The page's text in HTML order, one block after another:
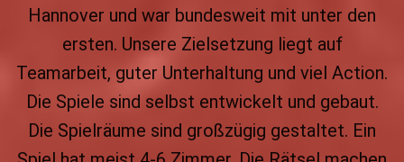
Hannover und war bundesweit mit unter den
ersten. Unsere Zielsetzung liegt auf
Teamarbeit, guter Unterhaltung und viel Action.
Die Spiele sind selbst entwickelt und gebaut.
Die Spielräume sind großzügig gestaltet. Ein